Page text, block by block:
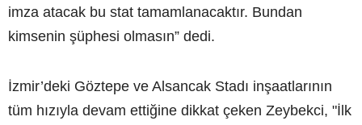
imza atacak bu stat tamamlanacaktır. Bundan
kimsenin şüphesi olmasın” dedi.
İzmir’deki Göztepe ve Alsancak Stadı inşaatlarının
tüm hızıyla devam ettiğine dikkat çeken Zeybekci, "İlk